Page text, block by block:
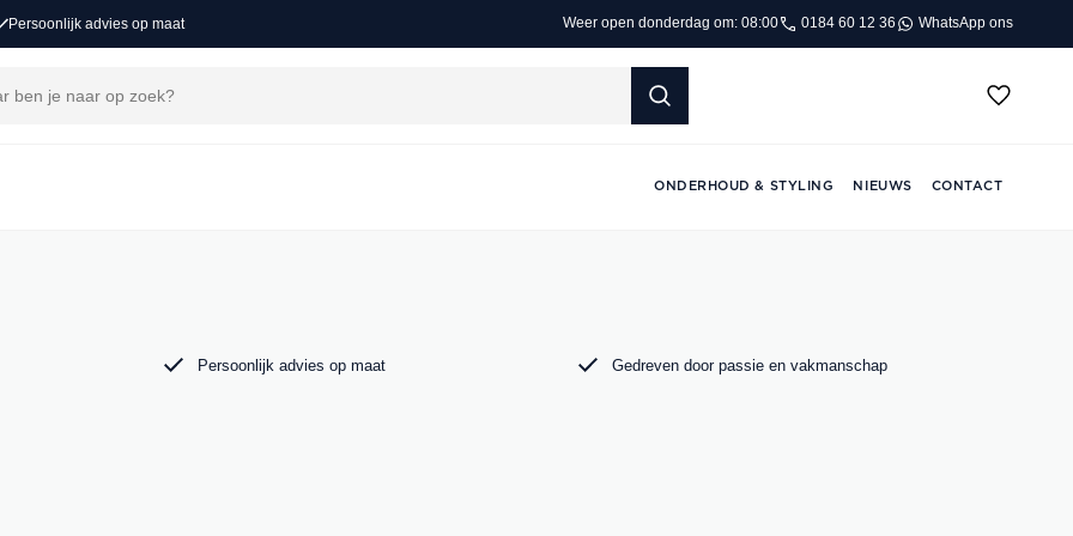
Persoonlijk advies op maat Weer open donderdag om: 08:00 0184 60 12 36 WhatsApp ons
ONDERHOUD & STYLING NIEUWS CONTACT
Auto vind je een zorgvuldig
de krachtige Audi RS6. Bekijk ons aanbod
Persoonlijk advies op maat Gedreven door passie en vakmanschap